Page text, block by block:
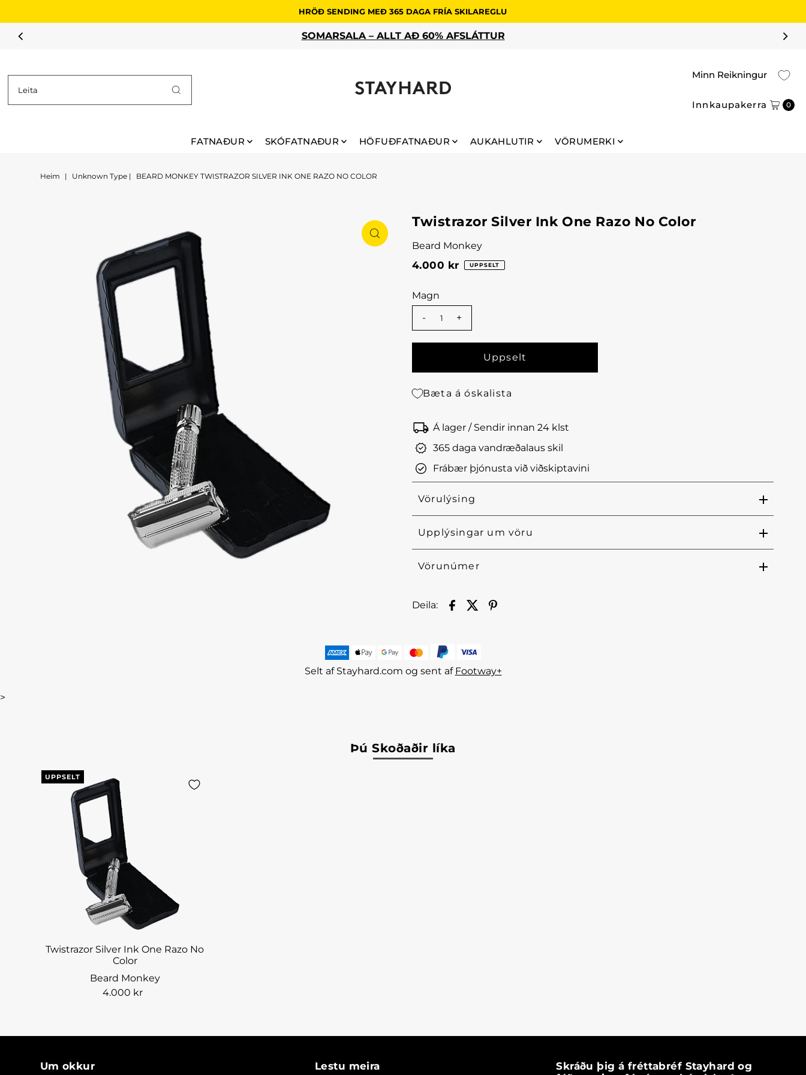
HRÖÐ SENDING MEÐ 365 DAGA FRÍA SKILAREGLU
SOMARSALA – ALLT AÐ 60% AFSLÁTTUR
Minn Reikningur
Innkaupakerra 0
FATNAÐUR SKÓFATNAÐUR HÖFUÐFATNAÐUR AUKAHLUTIR VÖRUMERKI
Heim | Unknown Type | BEARD MONKEY TWISTRAZOR SILVER INK ONE RAZO NO COLOR
Twistrazor Silver Ink One Razo No Color
Beard Monkey
4.000 kr UPPSELT
Magn
-
+
Bæta á óskalista
Á lager / Sendir innan 24 klst
365 daga vandræðalaus skil
Frábær þjónusta við viðskiptavini
Vörulýsing
Upplýsingar um vöru
Vörunúmer
Deila:
Selt af Stayhard.com og sent af Footway+
>
Þú Skoðaðir líka
UPPSELT
Twistrazor Silver Ink One Razo No
Color
Beard Monkey
4.000 kr
Um okkur Lestu meira
Skráðu þig á fréttabréf Stayhard og